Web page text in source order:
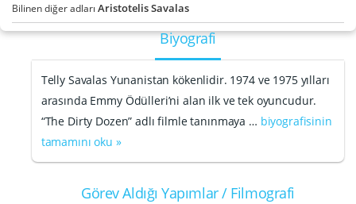
Bilinen diğer adları Aristotelis Savalas
Biyografi
Telly Savalas Yunanistan kökenlidir. 1974 ve 1975 yılları
arasında Emmy Ödülleri’ni alan ilk ve tek oyuncudur.
“The Dirty Dozen” adlı filmle tanınmaya … biyografisinin
tamamını oku »
Görev Aldığı Yapımlar / Filmografi